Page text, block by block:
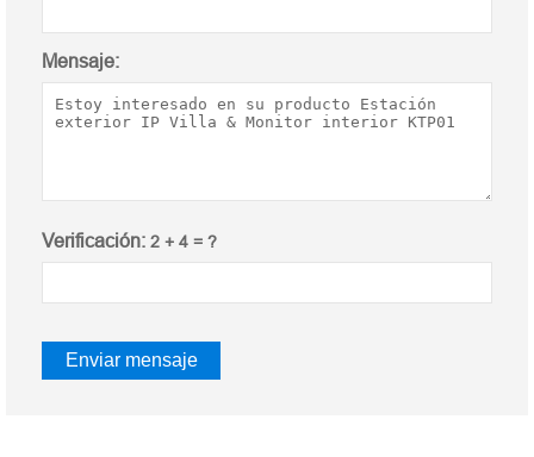
Mensaje:
Verificación: 2 + 4 = ?